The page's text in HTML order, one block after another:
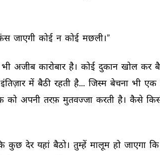
जाएगी कोई न कोई मछली।”
भी अजीब कारोबार है। कोई दुकान खोल कर
इंतिज़ार में बैठी रहती है... जिस्म बेचना भी एक
को अपनी तरफ़ मुतवज्जा करती है। कैसे
कुछ देर यहां बैठो। तुम्हें मालूम हो जाएगा कि